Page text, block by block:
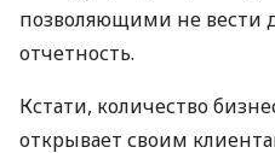
позволяющими не вести
отчетность.
Кстати, количество
открывает своим